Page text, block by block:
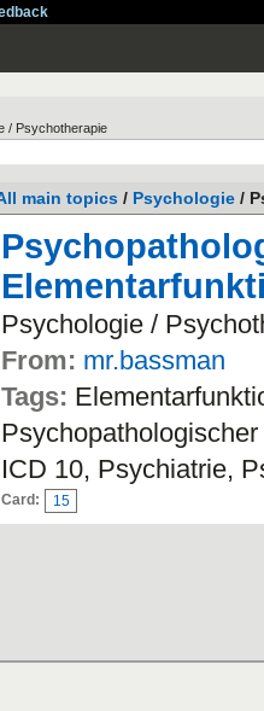
/ Psychotherapie
main topics / Psychologie /
Psychologie /
From: mr.bassman
Tags:
ICD 10, Psychiatrie,
Card: 15